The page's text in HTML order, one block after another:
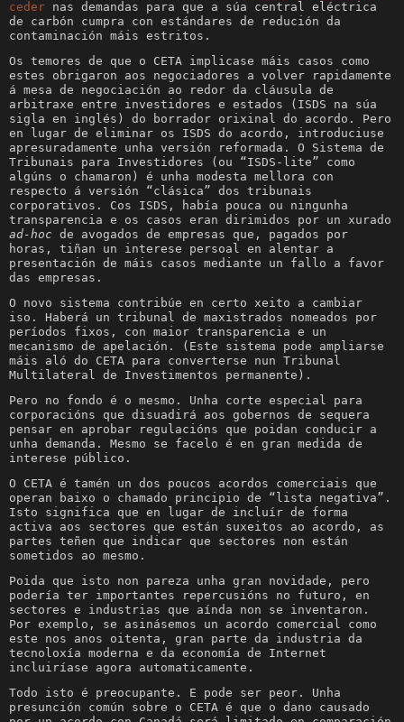
ceder nas demandas para que a súa central eléctrica
de carbón cumpra con estándares de redución da
contaminación máis estritos.
Os temores de que o CETA implicase máis casos como
estes obrigaron aos negociadores a volver rapidamente
á mesa de negociación ao redor da cláusula de
arbitraxe entre investidores e estados (ISDS na súa
sigla en inglés) do borrador orixinal do acordo. Pero
en lugar de eliminar os ISDS do acordo, introduciuse
apresuradamente unha versión reformada. O Sistema de
Tribunais para Investidores (ou “ISDS-lite” como
algúns o chamaron) é unha modesta mellora con
respecto á versión “clásica” dos tribunais
corporativos. Cos ISDS, había pouca ou ningunha
transparencia e os casos eran dirimidos por un xurado
ad-hoc de avogados de empresas que, pagados por
horas, tiñan un interese persoal en alentar a
presentación de máis casos mediante un fallo a favor
das empresas.
O novo sistema contribúe en certo xeito a cambiar
iso. Haberá un tribunal de maxistrados nomeados por
períodos fixos, con maior transparencia e un
mecanismo de apelación. (Este sistema pode ampliarse
máis aló do CETA para converterse nun Tribunal
Multilateral de Investimentos permanente).
Pero no fondo é o mesmo. Unha corte especial para
corporacións que disuadirá aos gobernos de sequera
pensar en aprobar regulacións que poidan conducir a
unha demanda. Mesmo se facelo é en gran medida de
interese público.
O CETA é tamén un dos poucos acordos comerciais que
operan baixo o chamado principio de “lista negativa”.
Isto significa que en lugar de incluír de forma
activa aos sectores que están suxeitos ao acordo, as
partes teñen que indicar que sectores non están
sometidos ao mesmo.
Poida que isto non pareza unha gran novidade, pero
podería ter importantes repercusións no futuro, en
sectores e industrias que aínda non se inventaron.
Por exemplo, se asinásemos un acordo comercial como
este nos anos oitenta, gran parte da industria da
tecnoloxía moderna e da economía de Internet
incluiríase agora automaticamente.
Todo isto é preocupante. E pode ser peor. Unha
presunción común sobre o CETA é que o dano causado